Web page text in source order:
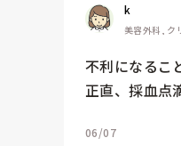
k
美容外科, ク
不利になるこ
正直、採血点
06/07